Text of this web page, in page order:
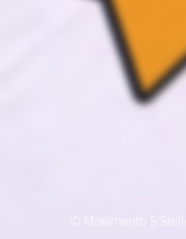
© Movimento 5